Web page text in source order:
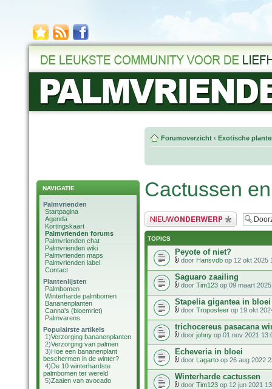
NAVIGATIE
Palmvrienden
Startpagina
Agenda
Kortingskaart
Palmvrienden forums
Palmvrienden chat
Palmvrienden wiki
Palmvrienden maps
Palmvrienden label
Contact
Plantenlijsten
Palmbomen
Winterharde palmbomen
Bananenplanten
Canna's (bloemriet)
Palmvarens
Populairste artikels
1)Verzorging bananenplanten
2)Verzorging van palmen
3)Hoe een bananenplant
beschermen in de winter?
4)De 10 winterhardste
palmbomen ter wereld
5)Zaaien van avocado
Forumoverzicht ‹ Exotische
Cactussen
Plaats een nieuw bericht
TOPICS
Peyote of niet?
door Hansvdb op 12 okt 2025
Saguaro zaailing
door Tim123 op 09 maart
Stapelia gigantea in bloei
door Troposfeer op 19 okt
trichocereus pasacana
door johny op 01 nov 2021
Echeveria in bloei
door Lagarto op 26 aug 2022
Winterharde cactussen
door Tim123 op 12 jun 2021